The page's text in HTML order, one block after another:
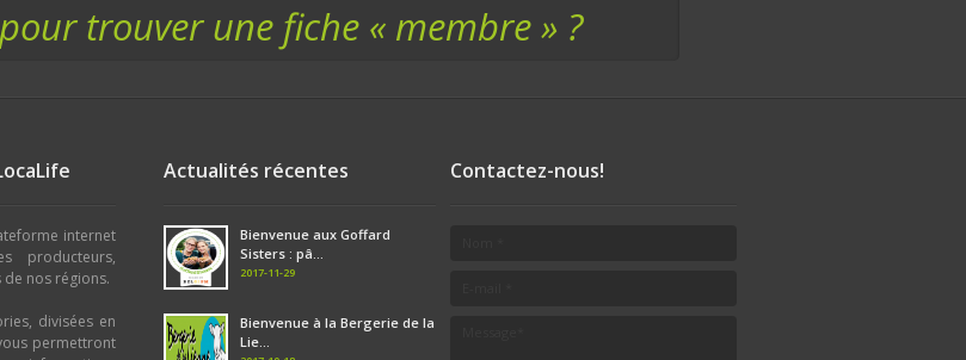
trouver une fiche « membre » ?
internet
producteurs,
nos régions.
divisées en
permettront
Actualités récentes
Bienvenue aux Goffard
Sisters : pâ...
2017-11-29
Bienvenue à la Bergerie de la
Lie...
Contactez-nous!